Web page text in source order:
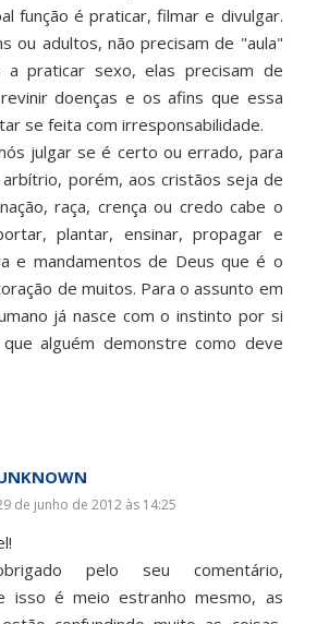
função é praticar, filmar e divulgar.
ou adultos, não precisam de "aula"
a praticar sexo, elas precisam de
doenças e os afins que essa
se feita com irresponsabilidade.
julgar se é certo ou errado, para
porém, aos cristãos seja de
raça, crença ou credo cabe o
plantar, ensinar, propagar e
e mandamentos de Deus que é o
de muitos. Para o assunto em
já nasce com o instinto por si
alguém demonstre como deve
de junho de 2012 às 14:25
pelo seu comentário,
isso é meio estranho mesmo, as